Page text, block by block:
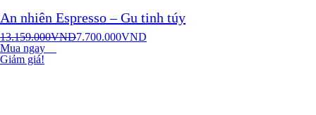
An nhiên Espresso – Gu tinh túy
13.159.000VND7.700.000VND
Mua ngay
Giảm giá!